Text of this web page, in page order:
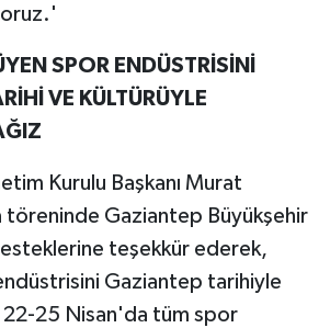
SPOR ENDÜSTRİSİNİ
VE KÜLTÜRÜYLE
Kurulu Başkanı Murat
töreninde Gaziantep Büyükşehir
teşekkür ederek,
Gaziantep tarihiyle
22-25 Nisan'da tüm spor